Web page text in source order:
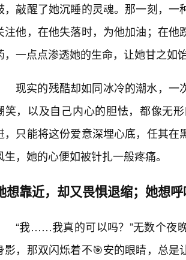
，敲醒了她沉睡的灵魂。那一刻，
注他，在他失落时，为他加油；在
，一点点渗透她的生命，让她甘之如
现实的残酷却如同冰冷的潮水，一
笑，以及自己内心的胆怯，都像无
，只能将这份爱意深埋心底，任其
生，她的心便如被针扎一般疼痛。
想靠近，却又畏惧退缩；她想
“我……我真的可以吗？”无数个夜
影，那双闪烁着不🎯安的眼睛，总